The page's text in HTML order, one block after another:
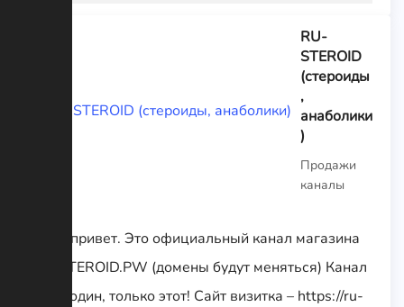
RU-
STEROID
(стероиды
,
анаболики
)
Продажи
каналы
Всем привет. Это официальный канал магазина
RU-STEROID.PW (домены будут меняться) Канал
у нас один, только этот! Сайт визитка – https://ru-